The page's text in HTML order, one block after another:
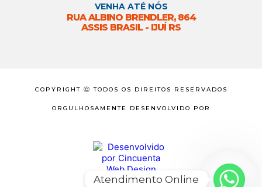
VENHA ATÉ NÓS
RUA ALBINO BRENDLER, 864
ASSIS BRASIL - IJUÍ RS
COPYRIGHT Ⓒ TODOS OS DIREITOS RESERVADOS
ORGULHOSAMENTE DESENVOLVIDO POR
Atendimento Online